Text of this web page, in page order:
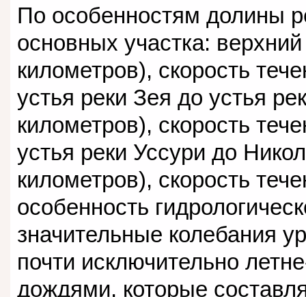
По особенностям долины
основных участка:
километров), скорость
устья реки Зея до устья
километров), скорость
устья реки Уссури до
километров), скорость
особенность
значительные колебания
почти исключительно
дождями, которые